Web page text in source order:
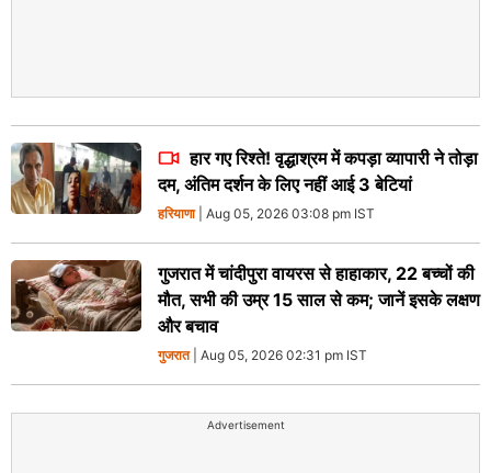
हार गए रिश्ते! वृद्धाश्रम में कपड़ा व्यापारी ने तोड़ा
दम, अंतिम दर्शन के लिए नहीं आई 3 बेटियां
हरियाणा| Aug 05, 2026 03:08 pm IST
गुजरात में चांदीपुरा वायरस से हाहाकार, 22 बच्चों की
मौत, सभी की उम्र 15 साल से कम; जानें इसके लक्षण
और बचाव
गुजरात| Aug 05, 2026 02:31 pm IST
Advertisement